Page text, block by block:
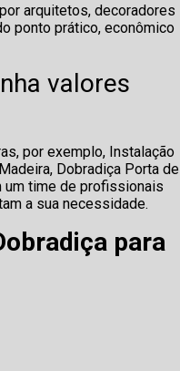
arquitetos, decoradores
ponto prático, econômico
valores
por exemplo, Instalação
Dobradiça Porta de
um time de profissionais
a sua necessidade.
para